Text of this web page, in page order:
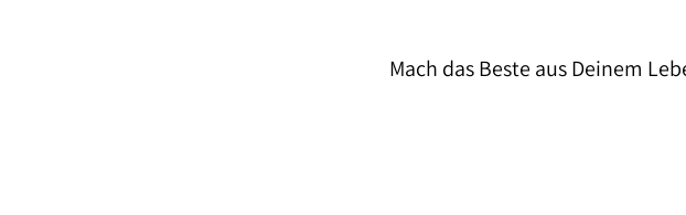
Mach das Beste aus Deinem